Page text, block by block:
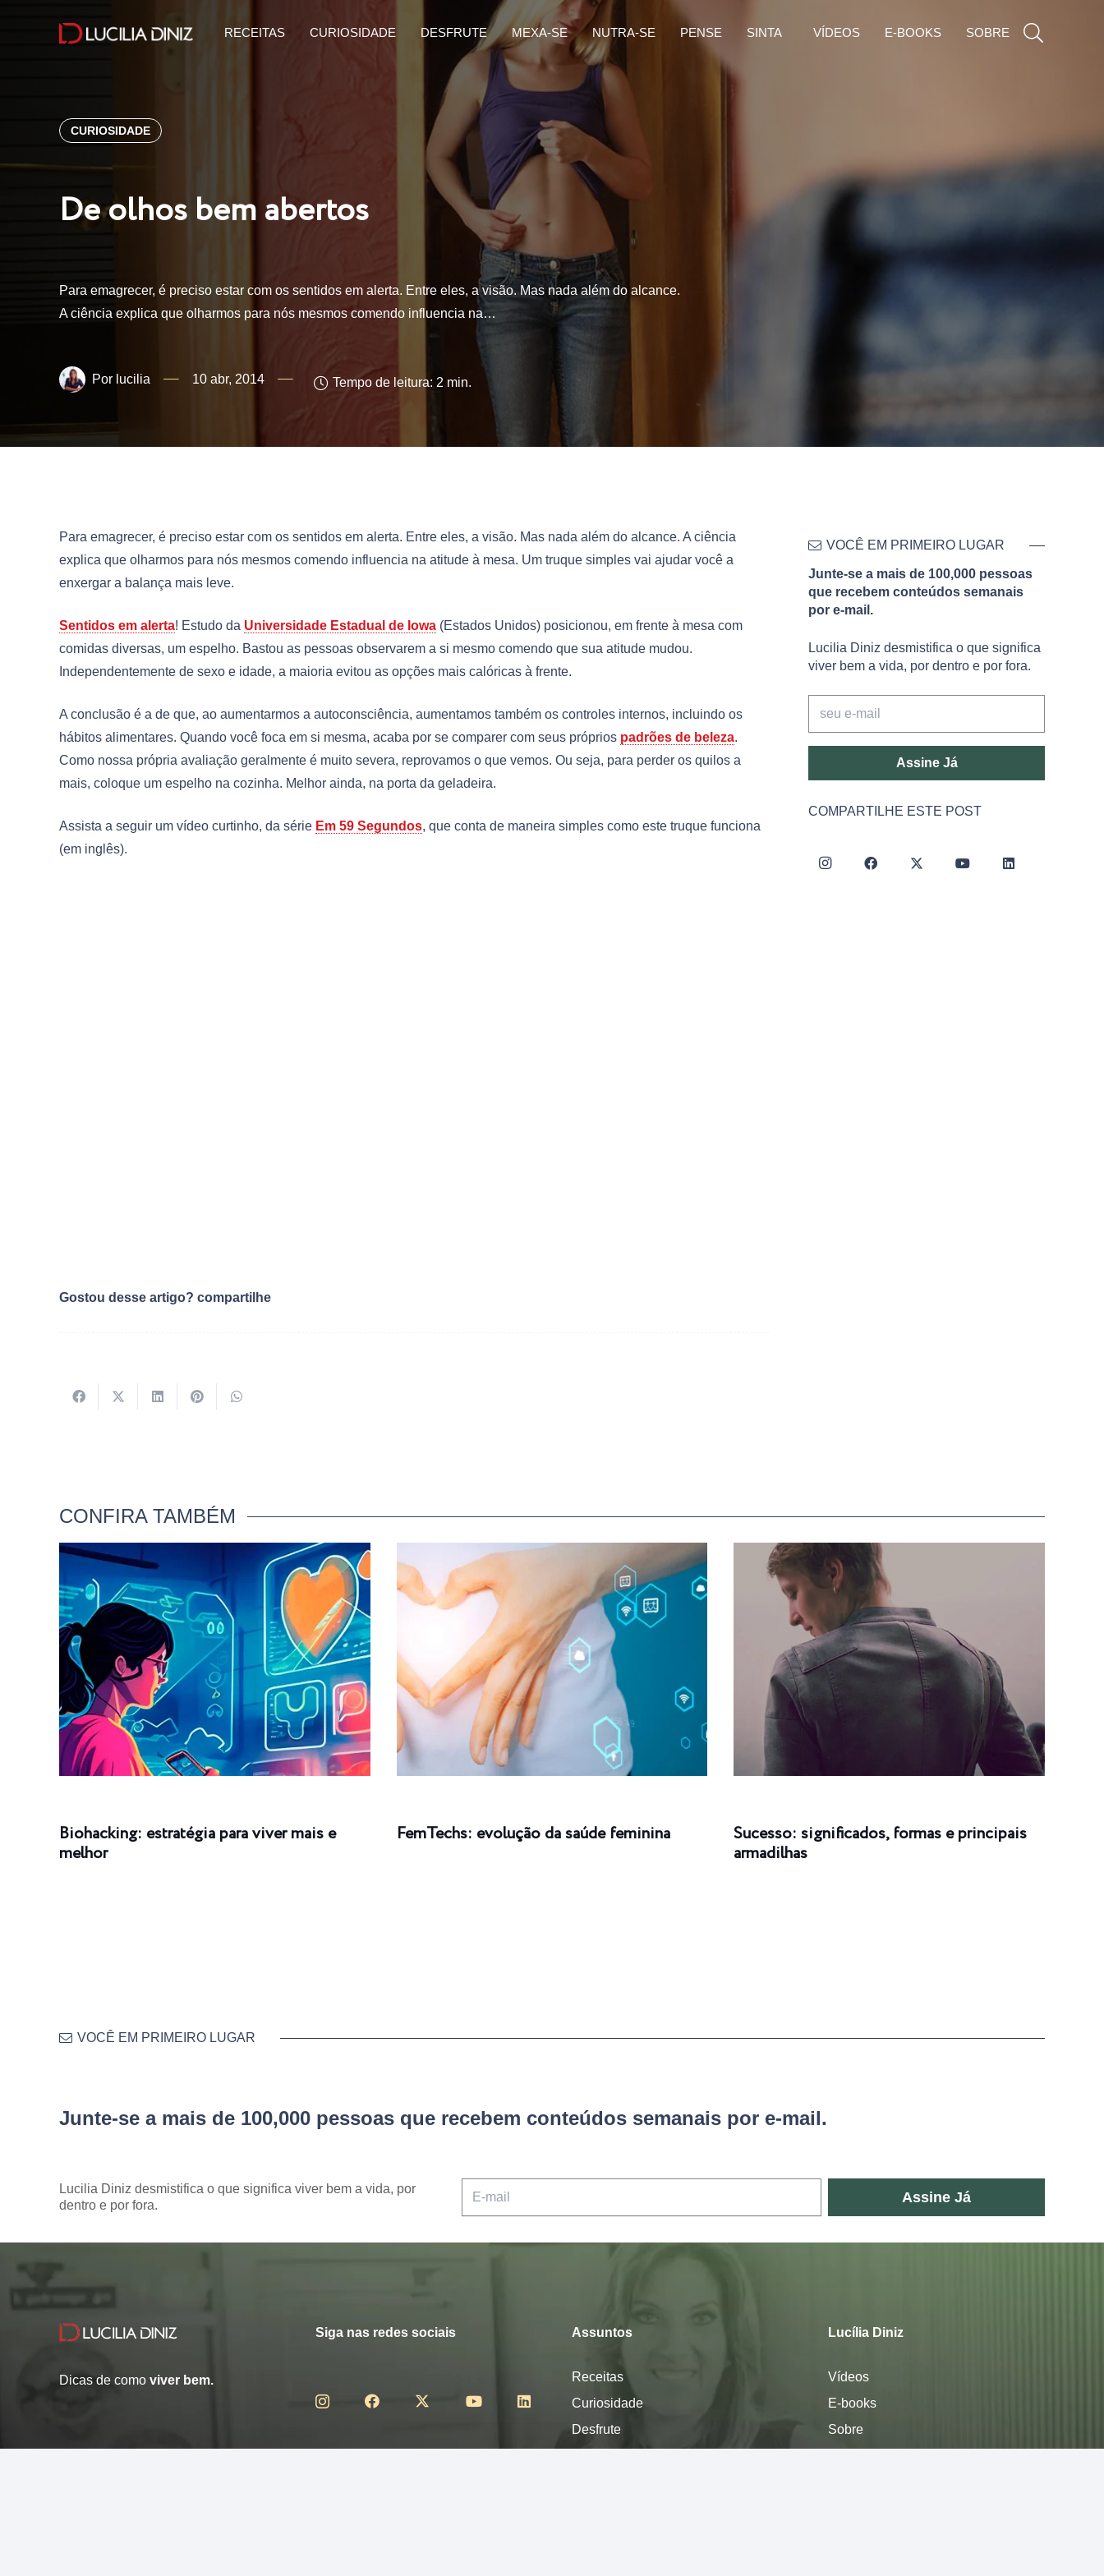
RECEITAS CURIOSIDADE DESFRUTE MEXA-SE NUTRA-SE PENSE SINTA VÍDEOS E-BOOKS SOBRE
CURIOSIDADE
De olhos bem abertos
Para emagrecer, é preciso estar com os sentidos em alerta. Entre eles, a visão. Mas nada além do alcance.
A ciência explica que olharmos para nós mesmos comendo influencia na…
lucilia 10 abr, 2014 Tempo de leitura: 2 min.
Para emagrecer, é preciso estar com os sentidos em alerta. Entre eles, a visão. Mas nada além do alcance. A ciência
explica que olharmos para nós mesmos comendo influencia na atitude à mesa. Um truque simples vai ajudar você a
enxergar a balança mais leve.
Sentidos em alerta! Estudo da Universidade Estadual de Iowa (Estados Unidos) posicionou, em frente à mesa com
comidas diversas, um espelho. Bastou as pessoas observarem a si mesmo comendo que sua atitude mudou.
Independentemente de sexo e idade, a maioria evitou as opções mais calóricas à frente.
A conclusão é a de que, ao aumentarmos a autoconsciência, aumentamos também os controles internos, incluindo os
hábitos alimentares. Quando você foca em si mesma, acaba por se comparer com seus próprios padrões de beleza.
Como nossa própria avaliação geralmente é muito severa, reprovamos o que vemos. Ou seja, para perder os quilos a
mais, coloque um espelho na cozinha. Melhor ainda, na porta da geladeira.
Assista a seguir um vídeo curtinho, da série Em 59 Segundos, que conta de maneira simples como este truque funciona
(em inglês).
Gostou desse artigo? compartilhe
VOCÊ EM PRIMEIRO LUGAR
Junte-se a mais de 100,000 pessoas
que recebem conteúdos semanais
por e-mail.
Lucilia Diniz desmistifica o que significa
viver bem a vida, por dentro e por fora.
Assine Já
COMPARTILHE ESTE POST
CONFIRA TAMBÉM
Biohacking: estratégia para viver mais e
melhor
FemTechs: evolução da saúde feminina
Sucesso: significados, formas e principais
armadilhas
VOCÊ EM PRIMEIRO LUGAR
Junte-se a mais de 100,000 pessoas que recebem conteúdos semanais por e-mail.
Lucilia Diniz desmistifica o que significa viver bem a vida, por
dentro e por fora.
Assine Já
Dicas de como viver bem.
Siga nas redes sociais Assuntos
Receitas
Curiosidade
Desfrute
Lucília Diniz
Vídeos
E-books
Sobre